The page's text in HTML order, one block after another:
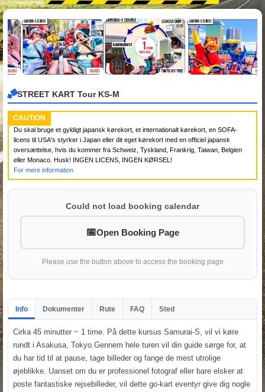
STREET KART Tour KS-M
CAUTION
Du skal bruge et gyldigt japansk kørekort, et internationalt kørekort, en SOFA-
licens til USA's styrker i Japan eller dit eget kørekort med en officiel japansk
oversættelse, hvis du kommer fra Schweiz, Tyskland, Frankrig, Taiwan, Belgien
eller Monaco. Husk! INGEN LICENS, INGEN KØRSEL!
For mere information
Could not load booking calendar
Open Booking Page
Please use the button above to access the booking page
Info Dokumenter Rute FAQ Sted
Cirka 45 minutter ~ 1 time. På dette kursus Samurai-S, vil vi køre
rundt i Asakusa, Tokyo.Gennem hele turen vil din guide sørge for, at
du har tid til at pause, tage billeder og fange de mest utrolige
øjeblikke. Uanset om du er professionel fotograf eller bare elsker at
poste fantastiske rejsebilleder, vil dette go-kart eventyr give dig nogle